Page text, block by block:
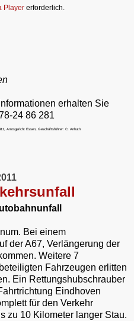
Player erforderlich.
erhalten Sie
24 86 281
Amtsgericht Essen, Geschäftsführer: C. Anhuth
Bei einem
der A67, Verlängerung der
Weitere 7
Fahrzeugen erlitten
Ein Rettungshubschrauber
Eindhoven
für den Verkehr
zu 10 Kilometer langer Stau.